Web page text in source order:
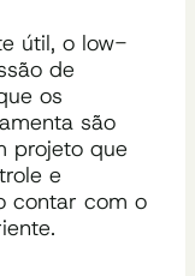
útil, o low-
de
os
são
projeto que
e
contar com o